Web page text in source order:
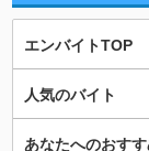
エンバイトTOP
人気のバイト
あなたへのおす